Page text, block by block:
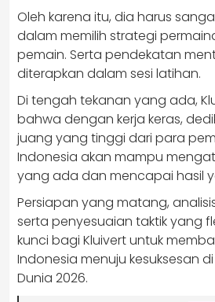
Oleh karena itu, dia harus
dalam memilih strategi
pemain. Serta pendekatan
diterapkan dalam sesi latihan.
Di tengah tekanan yang ada,
bahwa dengan kerja keras,
juang yang tinggi dari para
Indonesia akan mampu
yang ada dan mencapai hasil
Persiapan yang matang,
serta penyesuaian taktik yang
kunci bagi Kluivert untuk
Indonesia menuju kesuksesan
Dunia 2026.